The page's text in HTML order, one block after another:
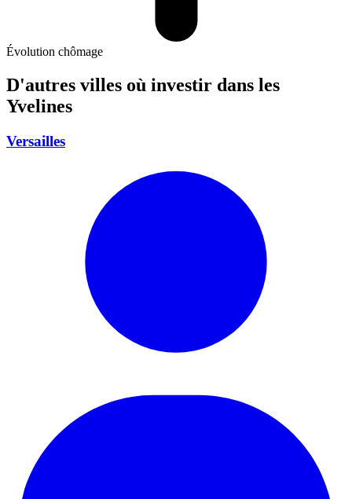
Évolution chômage
D'autres villes où investir dans les
Yvelines
Versailles